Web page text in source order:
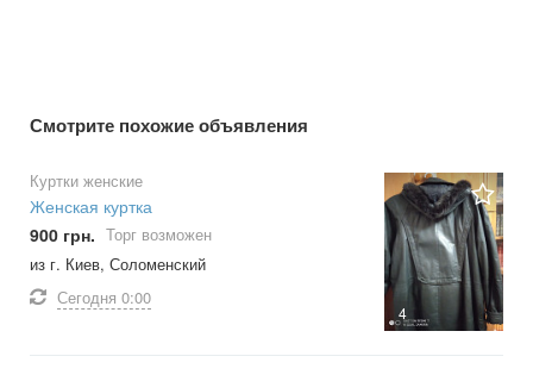
Смотрите похожие объявления
4
Куртки женские
Женская куртка
900 грн. Торг возможен
из г. Киев, Соломенский
Сегодня 0:00